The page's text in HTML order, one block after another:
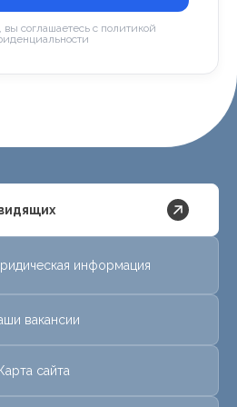
соглашаетесь с политикой
информация
вакансии
Карта сайта